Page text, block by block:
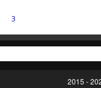
3
2015 -